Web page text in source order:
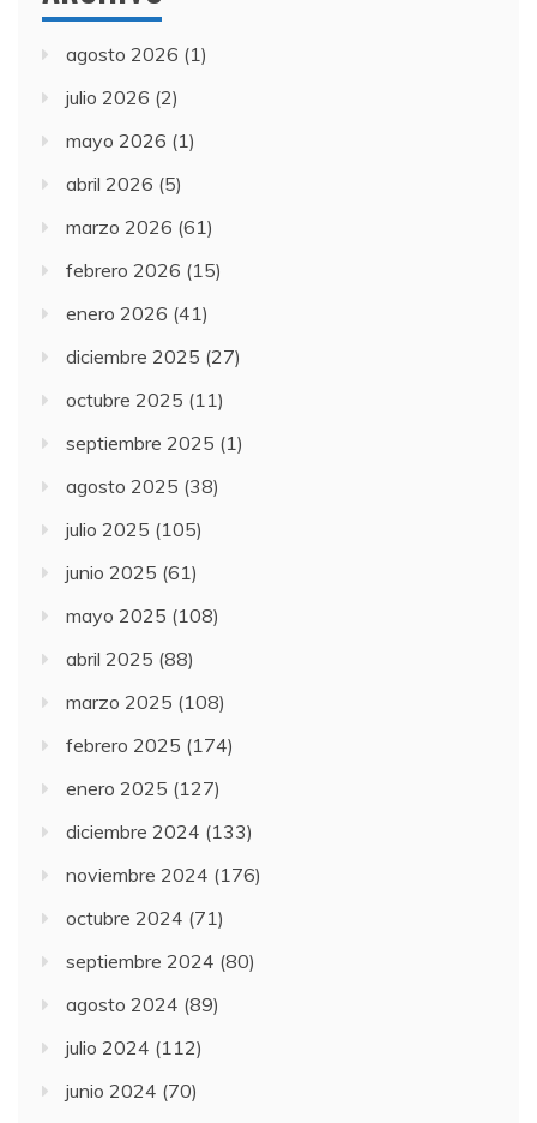
agosto 2026 (1)
julio 2026 (2)
mayo 2026 (1)
abril 2026 (5)
marzo 2026 (61)
febrero 2026 (15)
enero 2026 (41)
diciembre 2025 (27)
octubre 2025 (11)
septiembre 2025 (1)
agosto 2025 (38)
julio 2025 (105)
junio 2025 (61)
mayo 2025 (108)
abril 2025 (88)
marzo 2025 (108)
febrero 2025 (174)
enero 2025 (127)
diciembre 2024 (133)
noviembre 2024 (176)
octubre 2024 (71)
septiembre 2024 (80)
agosto 2024 (89)
julio 2024 (112)
junio 2024 (70)